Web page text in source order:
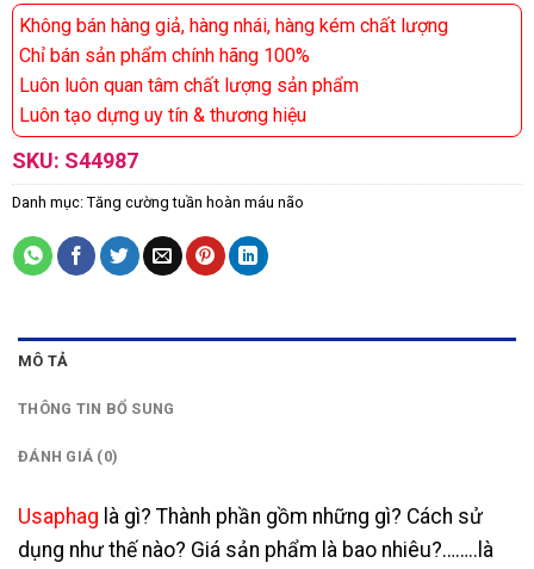
Không bán hàng giả, hàng nhái, hàng kém chất lượng
Chỉ bán sản phẩm chính hãng 100%
Luôn luôn quan tâm chất lượng sản phẩm
Luôn tạo dựng uy tín & thương hiệu
SKU: S44987
Danh mục: Tăng cường tuần hoàn máu não
MÔ TẢ
THÔNG TIN BỔ SUNG
ĐÁNH GIÁ (0)
Usaphag là gì? Thành phần gồm những gì? Cách sử
dụng như thế nào? Giá sản phẩm là bao nhiêu?……..là